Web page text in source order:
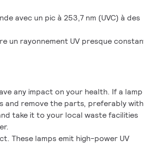
avec un pic à 253,7 nm (UVC) à des
un rayonnement UV presque
any impact on your health. If a lamp
and remove the parts, preferably with
take it to your local waste facilities
These lamps emit high-power UV